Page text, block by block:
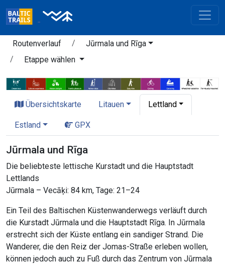
Routenverlauf
Jūrmala und Rīga
Etappe wählen
Übersichtskarte Litauen Lettland
Estland GPX
Jūrmala und Rīga
Die beliebteste lettische Kurstadt und die Hauptstadt
Lettlands
Jūrmala – Vecāķi: 84 km, Tage: 21–24
Ein Teil des Baltischen Küstenwanderwegs verläuft durch
die Kurstadt Jūrmala und die Hauptstadt Rīga. In Jūrmala
erstrecht sich der Küste entlang ein sandiger Strand. Die
Wanderer, die den Reiz der Jomas-Straße erleben wollen,
können jedoch auch zu Fuß durch das Zentrum von Jūrmala